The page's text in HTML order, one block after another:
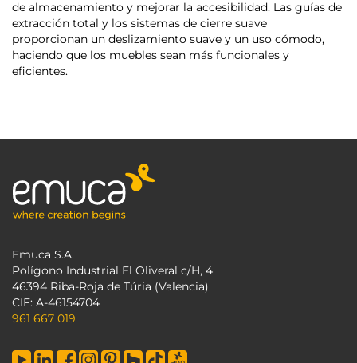
de almacenamiento y mejorar la accesibilidad. Las guías de
extracción total y los sistemas de cierre suave
proporcionan un deslizamiento suave y un uso cómodo,
haciendo que los muebles sean más funcionales y
eficientes.
Emuca S.A.
Polígono Industrial El Oliveral c/H, 4
46394 Riba-Roja de Túria (Valencia)
CIF: A-46154704
961 667 019